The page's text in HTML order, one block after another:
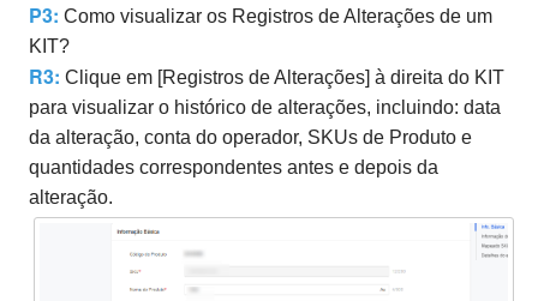
P3: Como visualizar os Registros de Alterações de um
KIT?
R3: Clique em [Registros de Alterações] à direita do KIT
para visualizar o histórico de alterações, incluindo: data
da alteração, conta do operador, SKUs de Produto e
quantidades correspondentes antes e depois da
alteração.